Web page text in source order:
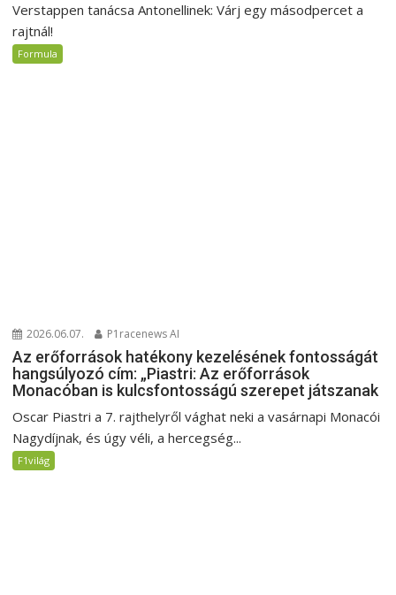
Verstappen tanácsa Antonellinek: Várj egy másodpercet a
rajtnál!
Formula
2026.06.07. P1racenews AI
Az erőforrások hatékony kezelésének fontosságát
hangsúlyozó cím: „Piastri: Az erőforrások
Monacóban is kulcsfontosságú szerepet játszanak
Oscar Piastri a 7. rajthelyről vághat neki a vasárnapi Monacói
Nagydíjnak, és úgy véli, a hercegség...
F1világ